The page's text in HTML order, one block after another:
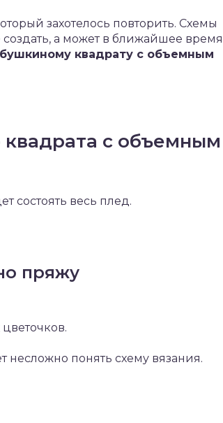
захотелось повторить. Схемы
а может в ближайшее время
квадрату с объемным
квадрата с объемным
состоять весь плед.
пряжу
несложно понять схему вязания.